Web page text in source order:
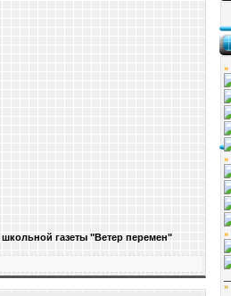
школьной газеты "Ветер перемен"
»
»
»
»